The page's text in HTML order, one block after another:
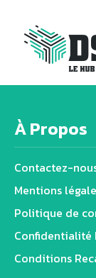
À Propos
Contactez-
Mentions
Politique de
Confidentialité
Conditions